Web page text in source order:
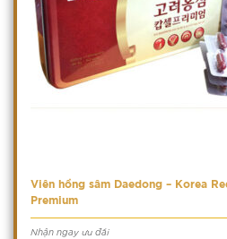
Viên hồng sâm Daedong – Korea
Premium
Nhận ngay ưu đãi